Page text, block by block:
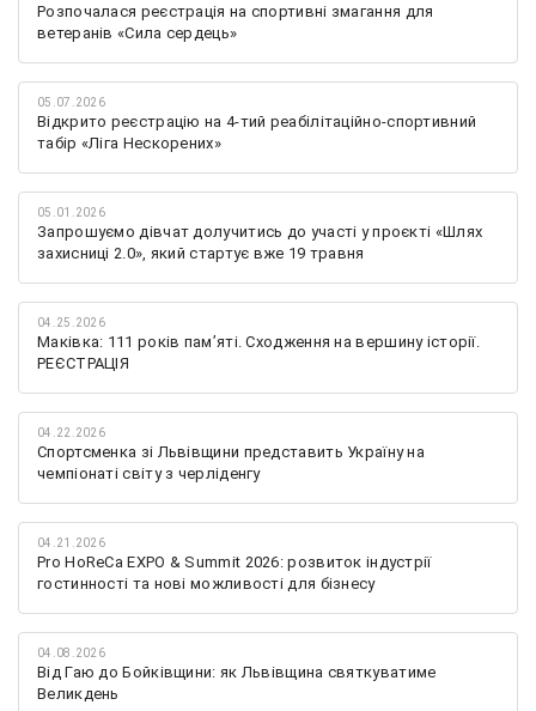
Розпочалася реєстрація на спортивні змагання для
ветеранів «Сила сердець»
05.07.2026
Відкрито реєстрацію на 4-тий реабілітаційно-спортивний
табір «Ліга Нескорених»
05.01.2026
Запрошуємо дівчат долучитись до участі у проєкті «Шлях
захисниці 2.0», який стартує вже 19 травня
04.25.2026
Маківка: 111 років пам’яті. Сходження на вершину історії.
РЕЄСТРАЦІЯ
04.22.2026
Спортсменка зі Львівщини представить Україну на
чемпіонаті світу з черліденгу
04.21.2026
Pro HoReCa EXPO & Summit 2026: розвиток індустрії
гостинності та нові можливості для бізнесу
04.08.2026
Від Гаю до Бойківщини: як Львівщина святкуватиме
Великдень